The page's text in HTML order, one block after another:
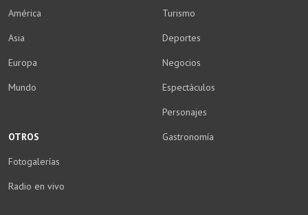
América
Asia
Europa
Mundo
Turismo
Deportes
Negocios
Espectáculos
Personajes
Gastronomía
OTROS
Fotogalerías
Radio en vivo